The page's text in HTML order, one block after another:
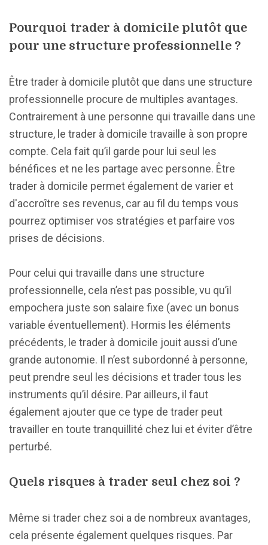
Pourquoi trader à domicile plutôt que
pour une structure professionnelle ?
Être trader à domicile plutôt que dans une structure
professionnelle procure de multiples avantages.
Contrairement à une personne qui travaille dans une
structure, le trader à domicile travaille à son propre
compte. Cela fait qu’il garde pour lui seul les
bénéfices et ne les partage avec personne. Être
trader à domicile permet également de varier et
d'accroître ses revenus, car au fil du temps vous
pourrez optimiser vos stratégies et parfaire vos
prises de décisions.
Pour celui qui travaille dans une structure
professionnelle, cela n’est pas possible, vu qu’il
empochera juste son salaire fixe (avec un bonus
variable éventuellement). Hormis les éléments
précédents, le trader à domicile jouit aussi d’une
grande autonomie. Il n’est subordonné à personne,
peut prendre seul les décisions et trader tous les
instruments qu’il désire. Par ailleurs, il faut
également ajouter que ce type de trader peut
travailler en toute tranquillité chez lui et éviter d’être
perturbé.
Quels risques à trader seul chez soi ?
Même si trader chez soi a de nombreux avantages,
cela présente également quelques risques. Par